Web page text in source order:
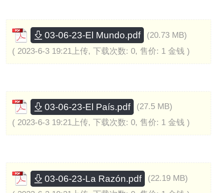
03-06-23-El Mundo.pdf
(20.73 MB)
( 2023-6-3 19:21上传, 下载次数: 0, 售价: 1 金钱 )
03-06-23-El País.pdf
(27.5 MB)
( 2023-6-3 19:21上传, 下载次数: 0, 售价: 1 金钱 )
03-06-23-La Razón.pdf
(22.19 MB)